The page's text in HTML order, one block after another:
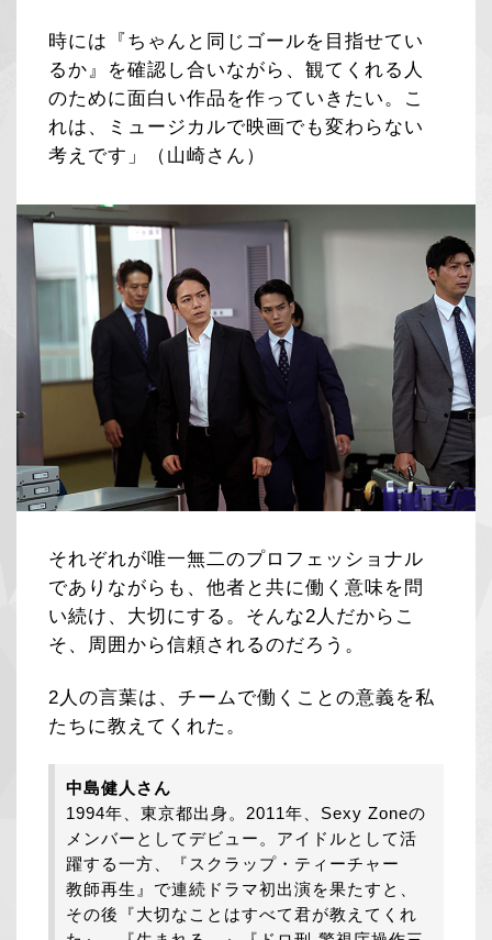
時には『ちゃんと同じゴールを目指せてい
るか』を確認し合いながら、観てくれる人
のために面白い作品を作っていきたい。こ
れは、ミュージカルで映画でも変わらない
考えです」（山崎さん）
それぞれが唯一無二のプロフェッショナル
でありながらも、他者と共に働く意味を問
い続け、大切にする。そんな2人だからこ
そ、周囲から信頼されるのだろう。
2人の言葉は、チームで働くことの意義を私
たちに教えてくれた。
中島健人さん
1994年、東京都出身。2011年、Sexy Zoneの
メンバーとしてデビュー。アイドルとして活
躍する一方、『スクラップ・ティーチャー
教師再生』で連続ドラマ初出演を果たすと、
その後『大切なことはすべて君が教えてくれ